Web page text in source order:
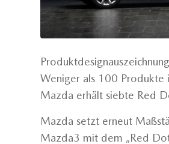
Weniger als 100 Produkte
Mazda erhält siebte Red
Mazda setzt erneut
Mazda3 mit dem „Red